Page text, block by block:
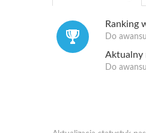
Ranking
Do
Aktualny
Do